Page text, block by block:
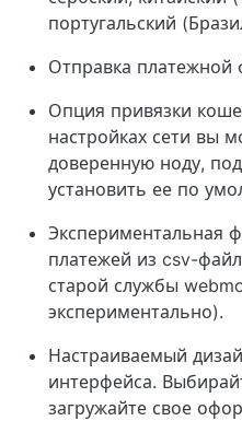
португальский
Отправка
Опция привязки
настройках сети вы
доверенную ноду,
установить ее по
Экспериментальная
платежей из csv-
старой службы
экспериментально).
Настраиваемый
интерфейса.
загружайте свое